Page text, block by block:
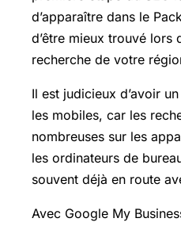
d’apparaître dans le
d’être mieux trouvé lors
recherche de votre
Il est judicieux d’avoir
les mobiles, car les
nombreuses sur les
les ordinateurs de
souvent déjà en route
Avec Google My